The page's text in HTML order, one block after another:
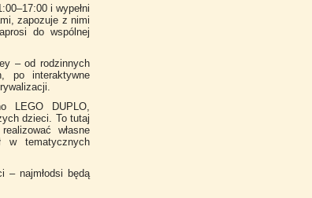
i wypełni
zapozuje z nimi
do wspólnej
– od rodzinnych
po interaktywne
LEGO DUPLO,
dzieci. To tutaj
własne
w tematycznych
– najmłodsi będą